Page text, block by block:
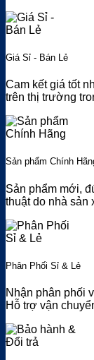
Giá Sỉ - Bán Lẻ
Cam kết giá tốt
trên thị trường
Sản phẩm Chính
Sản phẩm mới,
thuật do nhà sản
Phân Phối Sỉ & Lẻ
Nhận phân phối
Hỗ trợ vận